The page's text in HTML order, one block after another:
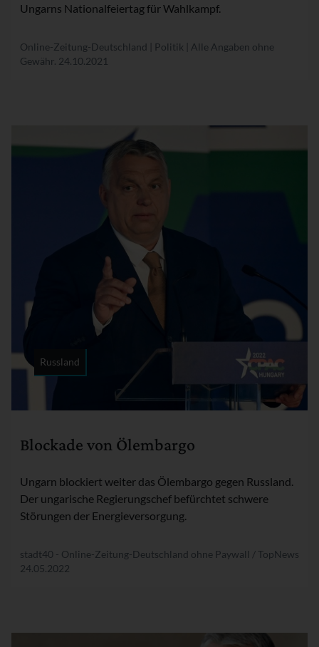
Ungarns Nationalfeiertag für Wahlkampf.
Online-Zeitung-Deutschland | Politik | Alle Angaben ohne
Gewähr. 24.10.2021
Blockade von Ölembargo
Ungarn blockiert weiter das Ölembargo gegen Russland.
Der ungarische Regierungschef befürchtet schwere
Störungen der Energieversorgung.
Russland
stadt40 - Online-Zeitung-Deutschland ohne Paywall / TopNews
24.05.2022